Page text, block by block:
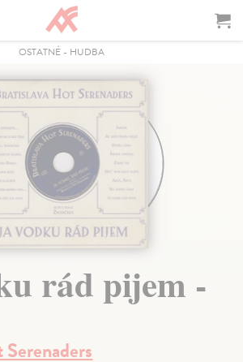
OSTATNÉ - HUDBA
rád pijem -